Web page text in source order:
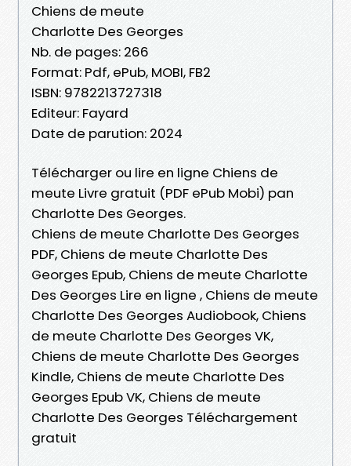
Chiens de meute
Charlotte Des Georges
Nb. de pages: 266
Format: Pdf, ePub, MOBI, FB2
ISBN: 9782213727318
Editeur: Fayard
Date de parution: 2024
Télécharger ou lire en ligne Chiens de
meute Livre gratuit (PDF ePub Mobi) pan
Charlotte Des Georges.
Chiens de meute Charlotte Des Georges
PDF, Chiens de meute Charlotte Des
Georges Epub, Chiens de meute Charlotte
Des Georges Lire en ligne , Chiens de meute
Charlotte Des Georges Audiobook, Chiens
de meute Charlotte Des Georges VK,
Chiens de meute Charlotte Des Georges
Kindle, Chiens de meute Charlotte Des
Georges Epub VK, Chiens de meute
Charlotte Des Georges Téléchargement
gratuit